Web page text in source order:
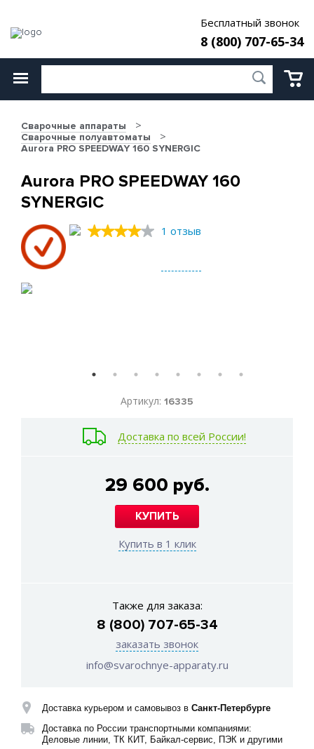
Бесплатный звонок
8 (800) 707-65-34
Сварочные аппараты
Сварочные полуавтоматы
Aurora PRO SPEEDWAY 160 SYNERGIC
Aurora PRO SPEEDWAY 160
SYNERGIC
1 отзыв
Артикул: 16335
Доставка по всей России!
29 600 руб.
КУПИТЬ
Купить в 1 клик
Также для заказа:
8 (800) 707-65-34
заказать звонок
info@svarochnye-apparaty.ru
Доставка курьером и самовывоз в Санкт-Петербурге
Доставка по России транспортными компаниями:
Деловые линии, ТК КИТ, Байкал-сервис, ПЭК и другими